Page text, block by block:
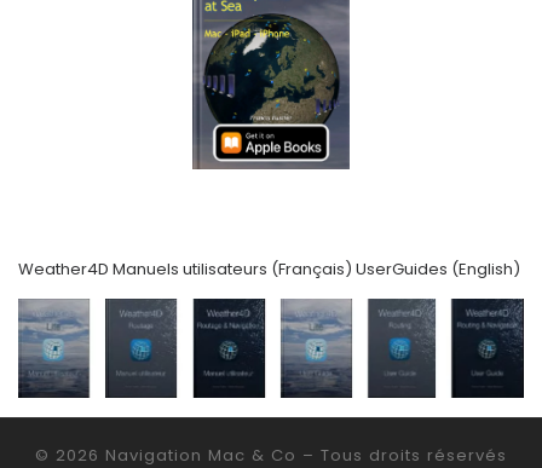
Weather4D Manuels utilisateurs (Français) UserGuides (English)
© 2026 Navigation Mac & Co – Tous droits réservés